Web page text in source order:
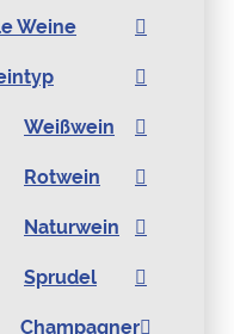
Weine
Weißwein
Rotwein
Naturwein
Sprudel
Champagner